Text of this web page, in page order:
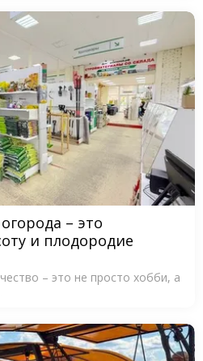
– это
и плодородие
– это не просто хобби, а